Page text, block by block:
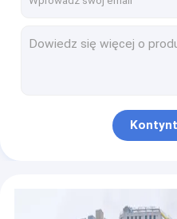
Wysokonapięciowy czujnik
Certyfikowany CE kontroler czujników
Oświetlenie łazienkowe Przełącznik czujnika
Czujnik dotykowy Letaron 120/240W do